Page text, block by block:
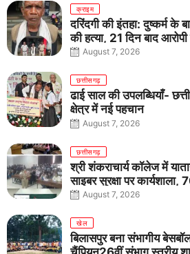
क्राइम
दरिंदगी की इंतहा: दुष्कर्म के
की हत्या, 21 दिन बाद आरोपी
August 7, 2026
छत्तीसगढ़
ढाई साल की उपलब्धियाँ-
क्षेत्र में नई पहचान
August 7, 2026
छत्तीसगढ़
श्री शंकराचार्य कॉलेज में
साइबर सुरक्षा पर कार्यशाला,
जागरूकता का संकल्प
August 7, 2026
खेल
बिलासपुर बना संभागीय